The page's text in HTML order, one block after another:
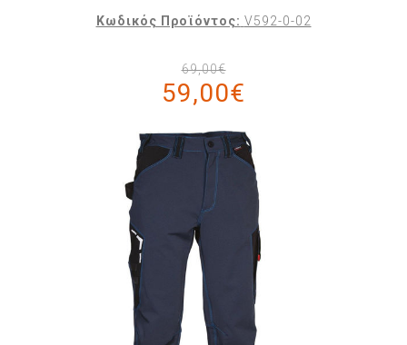
Κωδικός Προϊόντος: V592-0-02
69,00€
59,00€